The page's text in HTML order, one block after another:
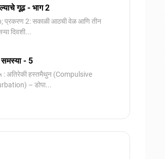
गूढ - भाग 2
प्रकरण 2: सकाळी आठची वेळ आणि तीन
दिवशी...
- 5
: अतिरेकी हस्तमैथुन (Compulsive
– डोपा...